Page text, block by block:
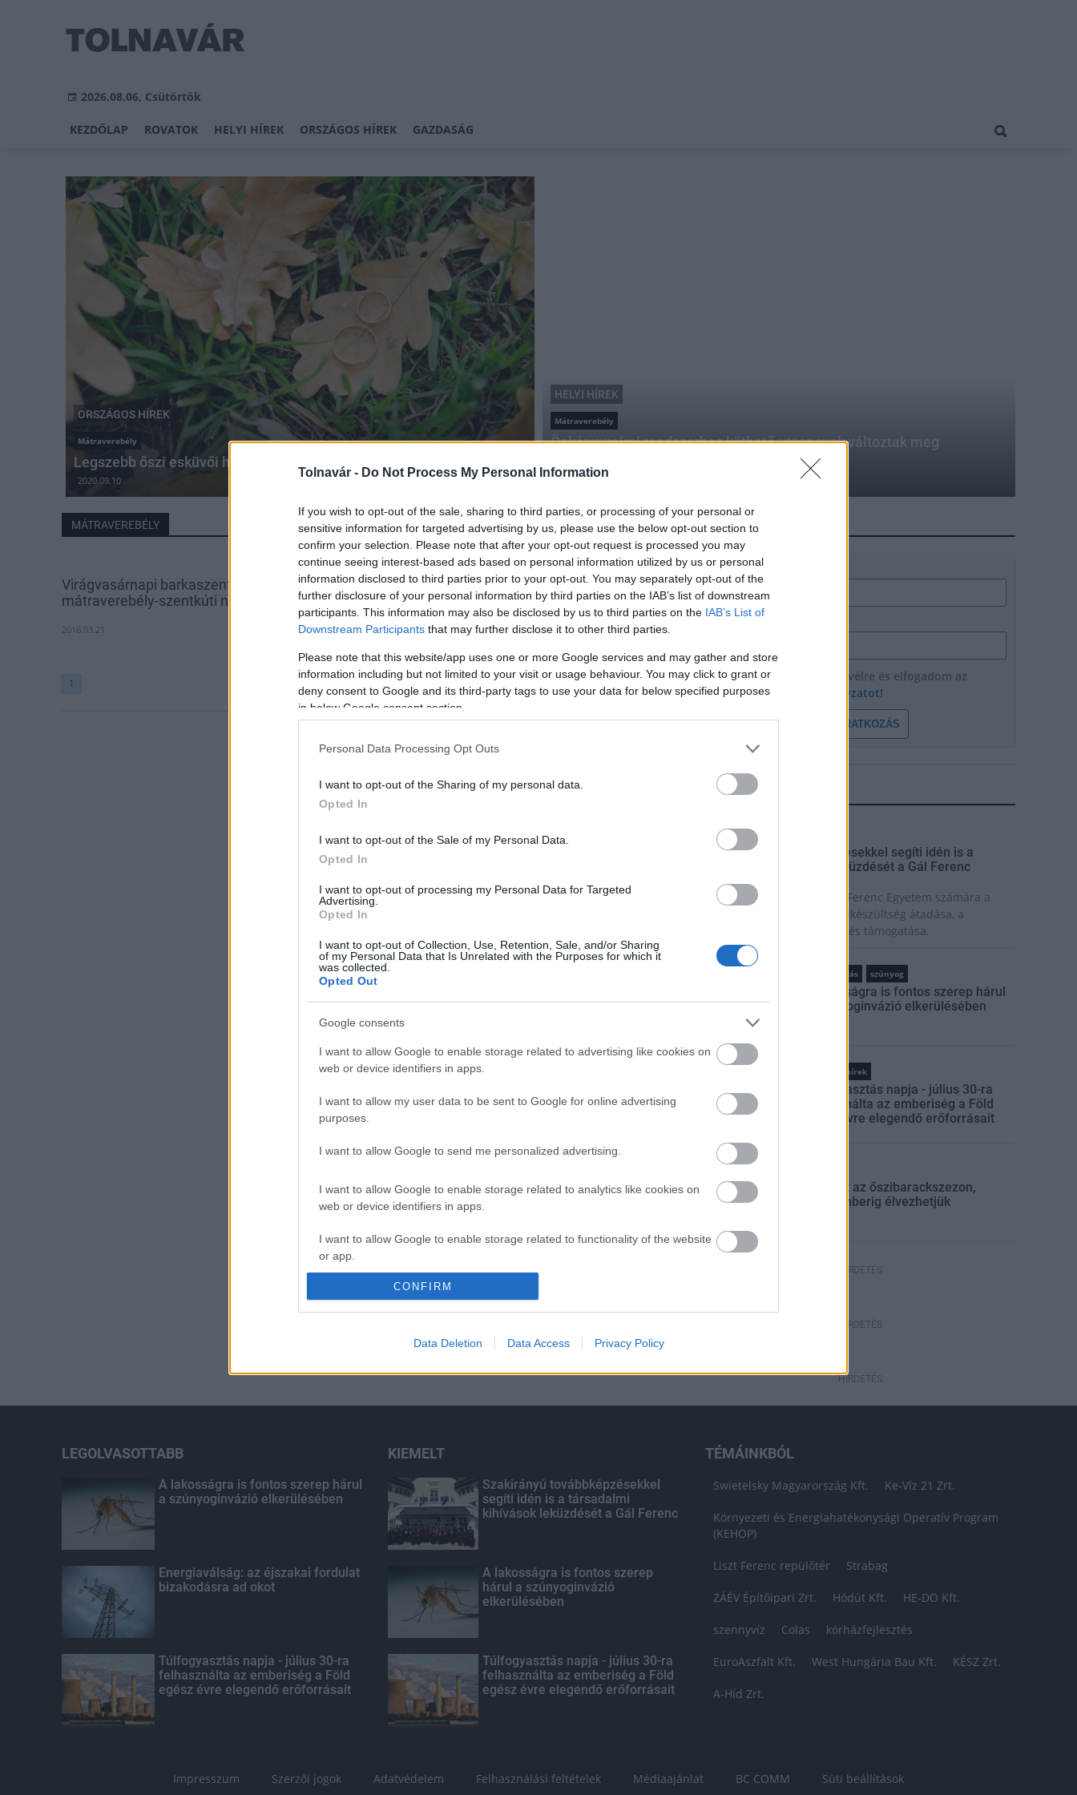
Tolnavár - Do Not Process My Personal Information
If you wish to opt-out of the sale, sharing to third parties, or processing of your personal or
sensitive information for targeted advertising by us, please use the below opt-out section to
confirm your selection. Please note that after your opt-out request is processed you may
continue seeing interest-based ads based on personal information utilized by us or personal
information disclosed to third parties prior to your opt-out. You may separately opt-out of the
further disclosure of your personal information by third parties on the IAB’s list of downstream
participants. This information may also be disclosed by us to third parties on the IAB’s List of
Downstream Participants that may further disclose it to other third parties.
Please note that this website/app uses one or more Google services and may gather and store
information including but not limited to your visit or usage behaviour. You may click to grant or
deny consent to Google and its third-party tags to use your data for below specified purposes
in below Google consent section.
Personal Data Processing Opt Outs
I want to opt-out of the Sharing of my personal data.
Opted In
I want to opt-out of the Sale of my Personal Data.
Opted In
I want to opt-out of processing my Personal Data for Targeted
Advertising.
Opted In
I want to opt-out of Collection, Use, Retention, Sale, and/or Sharing
of my Personal Data that Is Unrelated with the Purposes for which it
was collected.
Opted Out
Google consents
I want to allow Google to enable storage related to advertising like cookies on
web or device identifiers in apps.
I want to allow my user data to be sent to Google for online advertising
purposes.
I want to allow Google to send me personalized advertising.
I want to allow Google to enable storage related to analytics like cookies on
web or device identifiers in apps.
I want to allow Google to enable storage related to functionality of the website
or app.
I want to allow Google to enable storage related to personalization.
authentication functionality and fraud prevention, and other user protection.
CONFIRM
Data Deletion Data Access Privacy Policy
2026.08.06, Csütörtök
KEZDŐLAP ROVATOK HELYI HÍREK ORSZÁGOS HÍREK GAZDASÁG
ORSZÁGOS HÍREK
Mátraverebély
Legszebb őszi esküvői helyszínek
2020.09.10
HELYI HÍREK
Mátraverebély
Önkényuralmi rendszerhez köthető utcanevek változtak meg
2016.04.26
MÁTRAVEREBÉLY
Virágvasárnapi barkaszentelés a
mátraverebély-szentkúti nemzeti kegyhelyen
2016.03.21
1
HÍRLEVÉL
Név
Feliratkozom a hírlevélre és elfogadom az
adatvédelmi szabályzatot!
FELIRATKOZÁS
LEGFRISSEBB
Országos hírek
Szakirányú továbbképzésekkel segíti idén is a
társadalmi kihívások leküzdését a Gál Ferenc
Egyetem
Kiemelt fontosságú a Gál Ferenc Egyetem számára a
jövőbe mutató szakmai felkészültség átadása, a
folyamatos szakmai fejlődés támogatása.
szúnyogirtás szúnyog
A lakosságra is fontos szerep hárul
a szúnyoginvázió elkerülésében
Országos hírek
Túlfogyasztás napja - július 30-ra
felhasználta az emberiség a Föld
egész évre elegendő erőforrásait
Helyi hírek
Beindult az őszibarackszezon,
szeptemberig élvezhetjük
HIRDETÉS
HIRDETÉS
HIRDETÉS
LEGOLVASOTTABB
A lakosságra is fontos szerep hárul
a szúnyoginvázió elkerülésében
Energiaválság: az éjszakai fordulat
bizakodásra ad okot
Túlfogyasztás napja - július 30-ra
felhasználta az emberiség a Föld
egész évre elegendő erőforrásait
KIEMELT
Szakirányú továbbképzésekkel
segíti idén is a társadalmi
kihívások leküzdését a Gál Ferenc
A lakosságra is fontos szerep
hárul a szúnyoginvázió
elkerülésében
Túlfogyasztás napja - július 30-ra
felhasználta az emberiség a Föld
egész évre elegendő erőforrásait
TÉMÁINKBÓL
Swietelsky Magyarország Kft. Ke-Víz 21 Zrt.
Környezeti és Energiahatékonysági Operatív Program
(KEHOP)
Liszt Ferenc repülőtér Strabag
ZÁÉV Építőipari Zrt. Hódút Kft. HE-DO Kft.
szennyvíz Colas kórházfejlesztés
EuroAszfalt Kft. West Hungária Bau Kft. KÉSZ Zrt.
A-Híd Zrt.
Impresszum Szerzői jogok Adatvédelem Felhasználási feltételek Médiaajánlat BC COMM Süti beállítások